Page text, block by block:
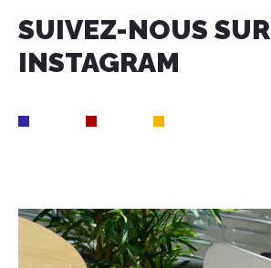
SUIVEZ-NOUS SUR
INSTAGRAM